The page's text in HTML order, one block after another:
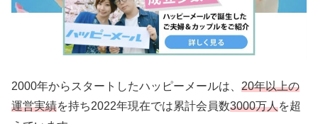
2000年からスタートしたハッピーメールは、 20年以上の
運営実績を持ち2022年現在では累計会員数3000万人を超